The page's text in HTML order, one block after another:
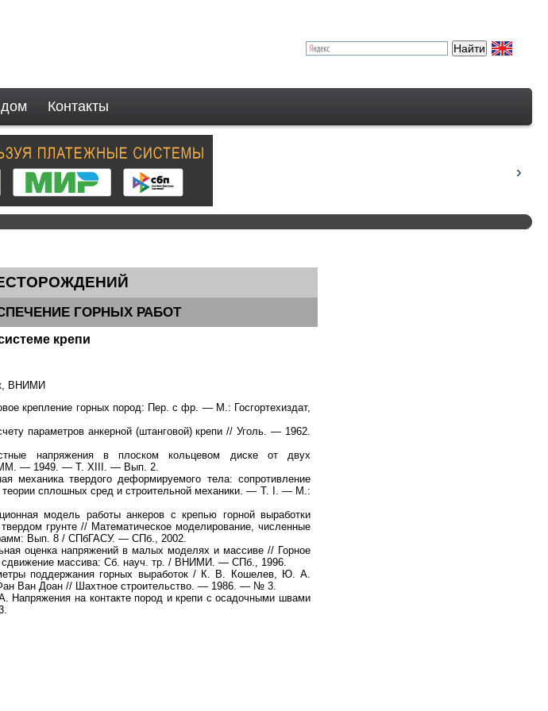
дом Контакты
ГОРНЫХ РАБОТ
крепи
ВНИМИ
крепление горных пород: Пер. с фр. — М.: Госгортехиздат,
параметров анкерной (штанговой) крепи // Уголь.— 1962.
напряжения в плоском кольцевом диске от двух
— 1949. — Т. XIII. — Вып. 2.
механика твердого деформируемого тела: сопротивление
теории сплошных сред и строительной механики. — Т. I. — М.:
модель работы анкеров с крепью горной выработки
грунте // Математическое моделирование, численные
Вып. 8 / СПбГАСУ. — СПб., 2002.
оценка напряжений в малых моделях и массиве // Горное
сдвижение массива: Сб. науч. тр. / ВНИМИ. —СПб., 1996.
поддержания горных выработок / К. В. Кошелев, Ю. А.
Ван Доан // Шахтное строительство. — 1986. — № 3.
Напряжения на контакте пород и крепи с осадочными швами